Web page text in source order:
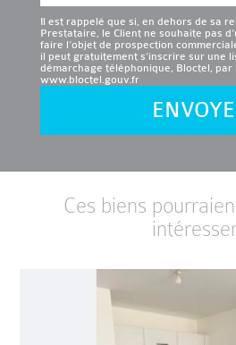
Il est rappelé que si, en dehors de sa
Prestataire, le Client ne souhaite pas
faire l’objet de prospection
il peut gratuitement s’inscrire sur une
démarchage téléphonique, Bloctel, par
www.bloctel.gouv.fr
Ces biens